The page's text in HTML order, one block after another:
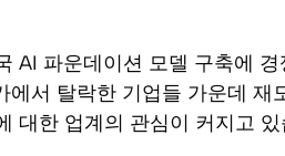
AI 파운데이션 모델 구축에
에서 탈락한 기업들 가운데
대한 업계의 관심이 커지고 있